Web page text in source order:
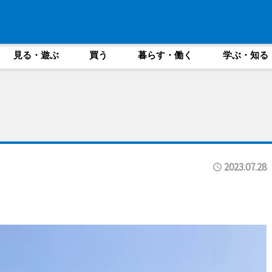
見る・遊ぶ 買う 暮らす・働く 学ぶ・知る
2023.07.28